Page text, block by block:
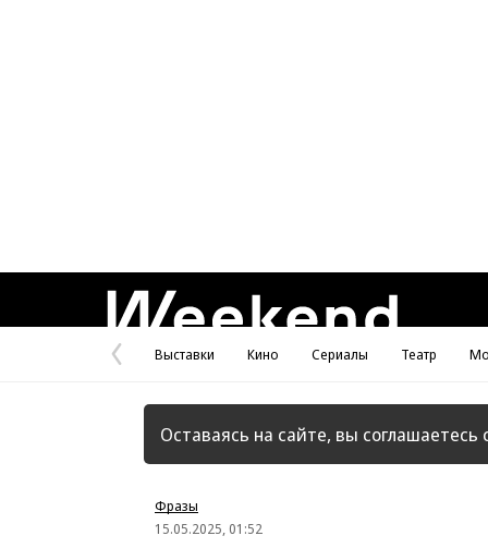
Предыдущая
страница
Выставки Кино Сериалы Театр
Оставаясь на сайте, вы соглашаетесь
Фразы
15.05.2025, 01:52